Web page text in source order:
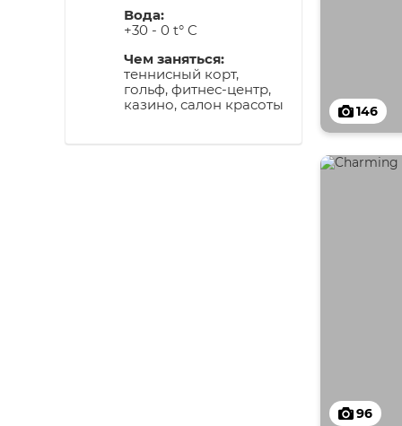
Вода:
+30 - 0 t° C
Чем заняться:
теннисный корт,
гольф, фитнес-центр,
казино, салон красоты
146
96